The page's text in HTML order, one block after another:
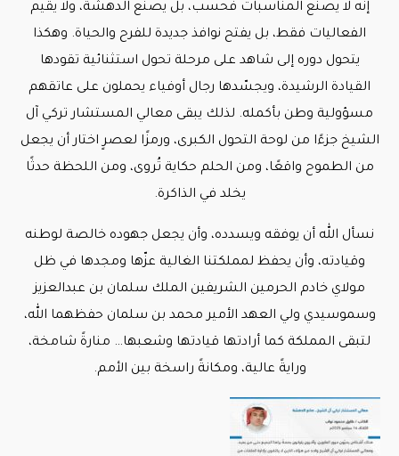
إنه لا يصنع المناسبات فحسب، بل يصنع الدهشة، ولا يقيم
الفعاليات فقط، بل يفتح نوافذ جديدة للفرح والحياة. وهكذا
يتحول دوره إلى شاهد على مرحلة تحول استثنائية تقودها
القيادة الرشيدة، ويجسّدها رجال أوفياء يحملون على عاتقهم
مسؤولية وطن بأكمله. لذلك يبقى معالي المستشار تركي آل
الشيخ جزءًا من لوحة التحول الكبرى، ورمزًا لعصرٍ اختار أن يجعل
من الطموح واقعًا، ومن الحلم حكاية تُروى، ومن اللحظة حدثًا
يخلد في الذاكرة.
نسأل الله أن يوفقه ويسدده، وأن يجعل جهوده خالصة لوطنه
وقيادته، وأن يحفظ لمملكتنا الغالية عزّها ومجدها في ظل
مولاي خادم الحرمين الشريفين الملك سلمان بن عبدالعزيز
وسموسيدي ولي العهد الأمير محمد بن سلمان حفظهما الله،
لتبقى المملكة كما أرادتها قيادتها وشعبها… منارةً شامخة،
ورايةً عالية، ومكانةً راسخة بين الأمم.